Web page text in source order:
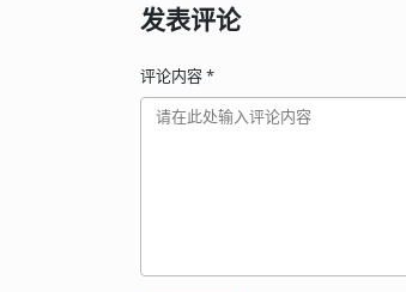
发表评论
评论内容*